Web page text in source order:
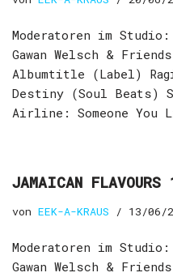
Moderatoren im
Gawan Welsch &
Albumtitle (Label)
Destiny (Soul Beats)
Airline: Someone You
JAMAICAN
von EEK-A-KRAUS 13/06/
Moderatoren im
Gawan Welsch &